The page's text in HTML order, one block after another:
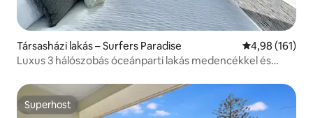
Társasházi lakás – Surfers Paradise Átlagos
4,98 (161)
Luxus 3 hálószobás óceánparti lakás medencékkel és
Superhost
Superhost